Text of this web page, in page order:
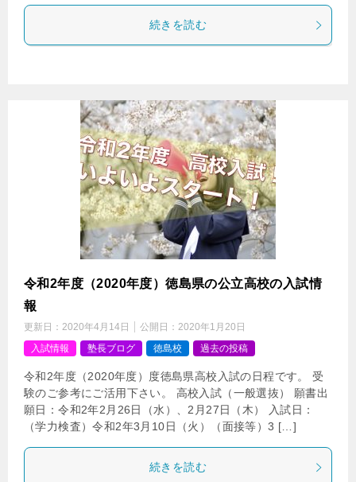
続きを読む
令和2年度（2020年度）徳島県の公立高校の入試情
報
更新日： 2020年4月14日 公開日： 2020年1月20日
入試情報
塾長ブログ 徳島校 過去の投稿
令和2年度（2020年度）度徳島県高校入試の日程です。 受
験のご参考にご活用下さい。 高校入試（一般選抜） 願書出
願日：令和2年2月26日（水）、2月27日（木） 入試日：
（学力検査）令和2年3月10日（火）（面接等）3 […]
続きを読む